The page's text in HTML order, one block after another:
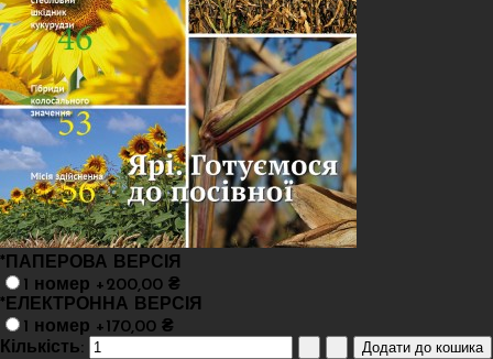
* ПАПЕРОВА ВЕРСІЯ
1 номер +200,00 ₴
* ЕЛЕКТРОННА ВЕРСІЯ
1 номер +170,00 ₴
Кількість: